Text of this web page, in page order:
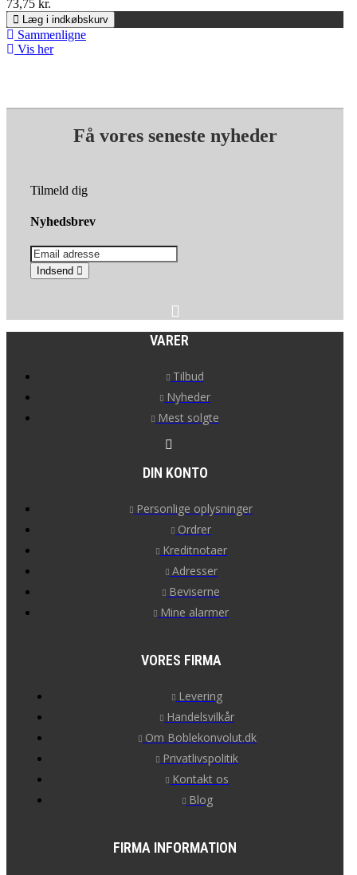
73,75 kr.
Læg i indkøbskurv
Sammenligne
Vis her
Få vores seneste nyheder
Tilmeld dig
Nyhedsbrev
Indsend
VARER
Tilbud
Nyheder
Mest solgte
DIN KONTO
Personlige oplysninger
Ordrer
Kreditnotaer
Adresser
Beviserne
Mine alarmer
VORES FIRMA
Levering
Handelsvilkår
Om Boblekonvolut.dk
Privatlivspolitik
Kontakt os
Blog
FIRMA INFORMATION